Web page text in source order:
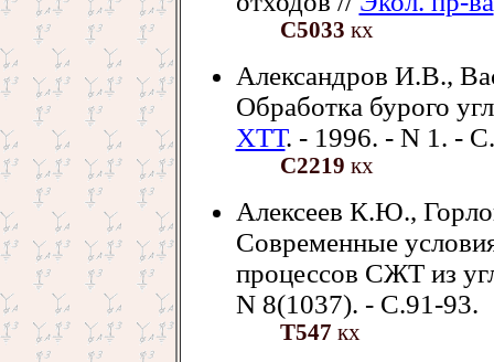
С5033 кх
Александров И.В.,
Обработка бурого
ХТТ. - 1996. - N 1. -
С2219 кх
Алексеев К.Ю.,
Современные
процессов СЖТ из
N 8(1037). - С.91-93.
Т547 кх